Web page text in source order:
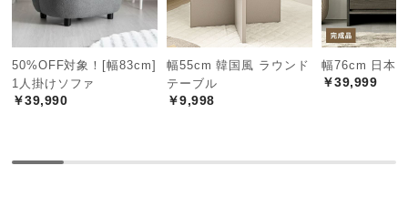
中
型
商
品
の
ガス圧昇降式の無段階高さ調節
レバーを引くだけのガス圧昇降式で無段階の高さ調節が可能。約25~7
2cmの間で細やかに高さを設定できます。
50%OFF対象！[幅83cm]
1人掛けソファ
￥39,990
幅55cm 韓国風 ラウンド
テーブル
￥9,998
幅76cm 日本
￥39,999